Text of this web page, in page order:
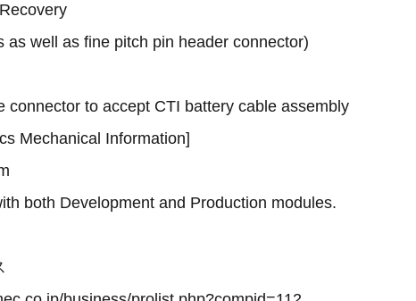
as well as fine pitch pin header connector)
connector to accept CTI battery cable assembly
Mechanical Information]
both Development and Production modules.